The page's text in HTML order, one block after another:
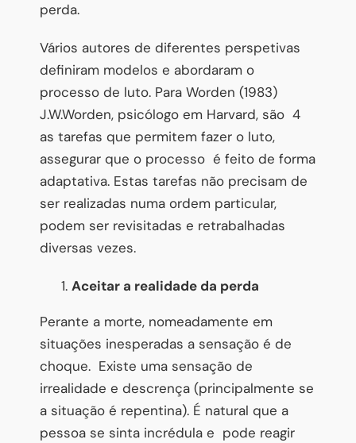
perda.
Vários autores de diferentes perspetivas
definiram modelos e abordaram o
processo de luto. Para Worden (1983)
J.W.Worden, psicólogo em Harvard, são 4
as tarefas que permitem fazer o luto,
assegurar que o processo é feito de forma
adaptativa. Estas tarefas não precisam de
ser realizadas numa ordem particular,
podem ser revisitadas e retrabalhadas
diversas vezes.
Aceitar a realidade da perda
Perante a morte, nomeadamente em
situações inesperadas a sensação é de
choque. Existe uma sensação de
irrealidade e descrença (principalmente se
a situação é repentina). É natural que a
pessoa se sinta incrédula e pode reagir